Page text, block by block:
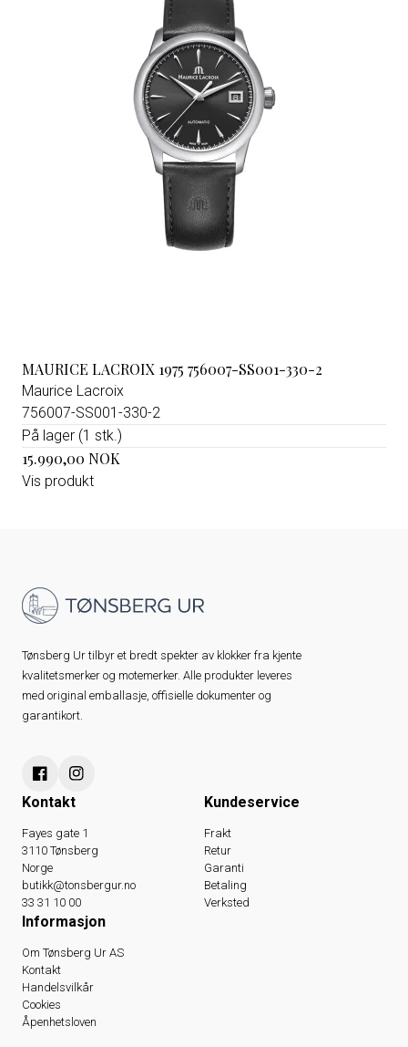
MAURICE LACROIX 1975 756007-SS001-330-2
Maurice Lacroix
756007-SS001-330-2
På lager (1 stk.)
15.990,00 NOK
Vis produkt
Tønsberg Ur tilbyr et bredt spekter av klokker fra kjente
kvalitetsmerker og motemerker. Alle produkter leveres
med original emballasje, offisielle dokumenter og
garantikort.
Kontakt
Fayes gate 1
3110 Tønsberg
Norge
butikk@tonsbergur.no
33 31 10 00
Kundeservice
Frakt
Retur
Garanti
Betaling
Verksted
Informasjon
Om Tønsberg Ur AS
Kontakt
Handelsvilkår
Cookies
Åpenhetsloven